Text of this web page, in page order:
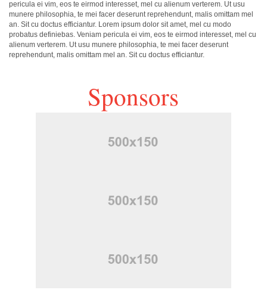
pericula ei vim, eos te eirmod interesset, mel cu alienum verterem. Ut usu
munere philosophia, te mei facer deserunt reprehendunt, malis omittam mel
an. Sit cu doctus efficiantur. Lorem ipsum dolor sit amet, mel cu modo
probatus definiebas. Veniam pericula ei vim, eos te eirmod interesset, mel cu
alienum verterem. Ut usu munere philosophia, te mei facer deserunt
reprehendunt, malis omittam mel an. Sit cu doctus efficiantur.
Sponsors